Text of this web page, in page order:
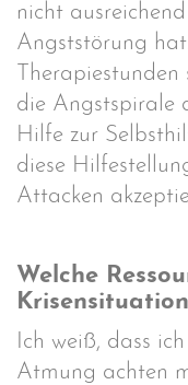
nicht
Angststörung
die Angstspirale
Hilfe zur
diese
Attacken
Welche
Ich weiß, dass
Atmung achten